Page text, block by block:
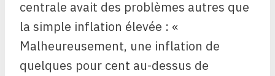
centrale avait des problèmes autres que
la simple inflation élevée : «
Malheureusement, une inflation de
quelques pour cent au-dessus de